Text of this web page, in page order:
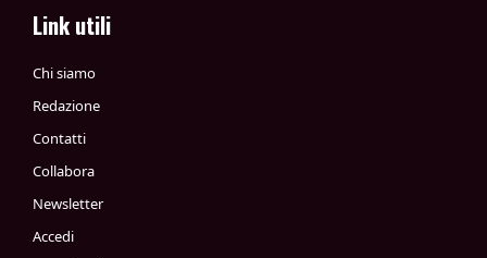
Link utili
Chi siamo
Redazione
Contatti
Collabora
Newsletter
Accedi